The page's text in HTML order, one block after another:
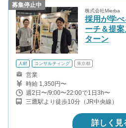
募集停止中
株式会社Mierba
採用が学
ーチ＆提
ターン
人材 コンサルティング 東京都
営業
時給 1,350円〜
週2日〜/9:00〜22:00で1日3h〜
三鷹駅より徒歩10分（JR中央線）
詳しく見